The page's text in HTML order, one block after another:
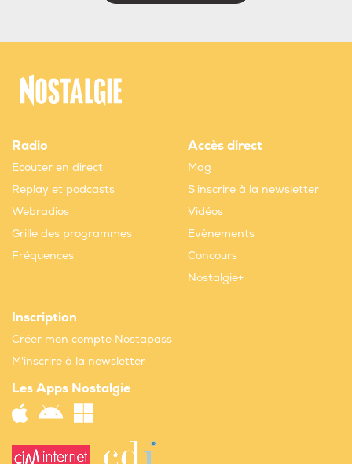
Radio
Ecouter en direct
Replay et podcasts
Webradios
Grille des programmes
Fréquences
Accès direct
Mag
S'inscrire à la newsletter
Vidéos
Evènements
Concours
Nostalgie+
Inscription
Créer mon compte Nostapass
M'inscrire à la newsletter
Les Apps Nostalgie